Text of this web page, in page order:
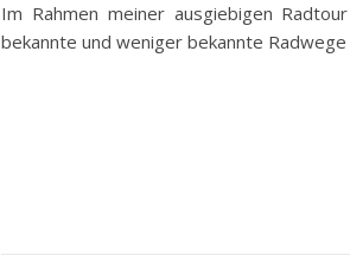
Im Rahmen meiner ausgiebigen
bekannte und weniger bekannte